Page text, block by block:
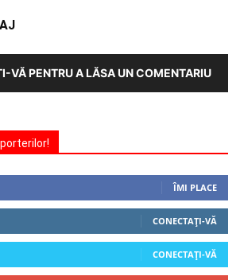
VĂ PENTRU A LĂSA UN COMENTARIU
ÎMI PLACE
CONECTAȚI-VĂ
CONECTAȚI-VĂ